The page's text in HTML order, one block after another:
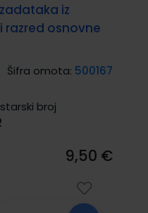
zadataka iz
osnovne
Šifra omota: 500167
broj
9,50 €